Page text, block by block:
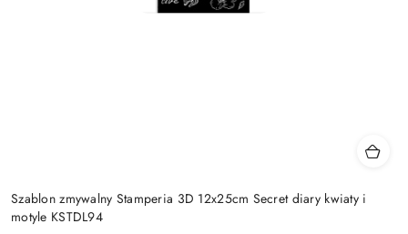
Szablon zmywalny Stamperia 3D 12x25cm Secret diary kwiaty i
motyle KSTDL94